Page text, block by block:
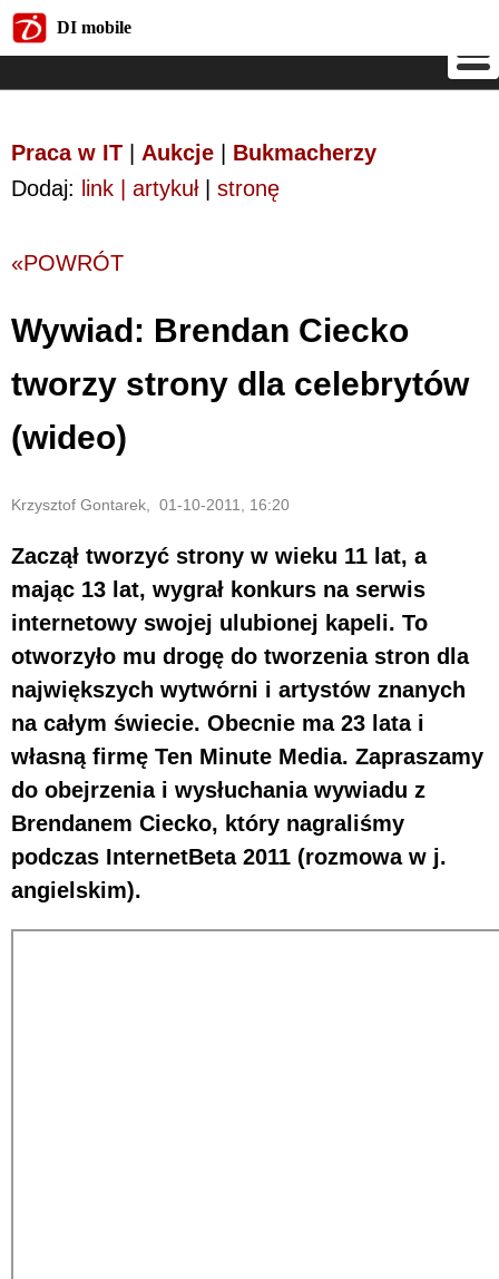
DI mobile
Praca w IT Aukcje
Bukmacherzy
Dodaj: link | artykuł| stronę
«POWRÓT
Wywiad: Brendan Ciecko
tworzy strony dla celebrytów
(wideo)
Krzysztof Gontarek, 01-10-2011, 16:20
Zaczął tworzyć strony w wieku 11 lat, a
mając 13 lat, wygrał konkurs na serwis
internetowy swojej ulubionej kapeli. To
otworzyło mu drogę do tworzenia stron dla
największych wytwórni i artystów znanych
na całym świecie. Obecnie ma 23 lata i
własną firmę Ten Minute Media. Zapraszamy
do obejrzenia i wysłuchania wywiadu z
Brendanem Ciecko, który nagraliśmy
podczas InternetBeta 2011 (rozmowa w j.
angielskim).
DI mobile